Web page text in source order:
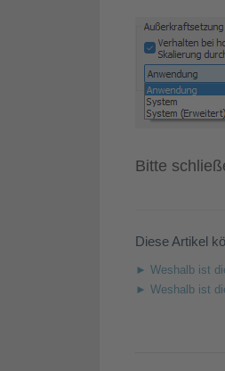
Bitte
Diese Artikel
► Weshalb ist
► Weshalb ist